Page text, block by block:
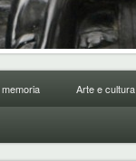
Arte e cultura